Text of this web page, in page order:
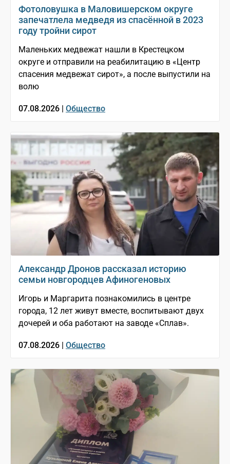
Фотоловушка в Маловишерском округе
запечатлела медведя из спасённой в 2023
году тройни сирот
Маленьких медвежат нашли в Крестецком
округе и отправили на реабилитацию в «Центр
спасения медвежат сирот», а после выпустили на
волю
07.08.2026 | Общество
Александр Дронов рассказал историю
семьи новгородцев Афиногеновых
Игорь и Маргарита познакомились в центре
города, 12 лет живут вместе, воспитывают двух
дочерей и оба работают на заводе «Сплав».
07.08.2026 | Общество